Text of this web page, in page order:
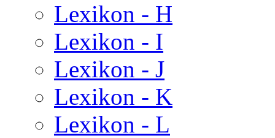
Lexikon - H
Lexikon - I
Lexikon - J
Lexikon - K
Lexikon - L